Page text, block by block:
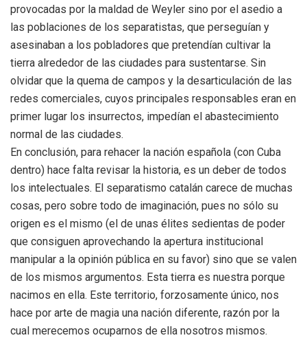
provocadas por la maldad de Weyler sino por el asedio a
las poblaciones de los separatistas, que perseguían y
asesinaban a los pobladores que pretendían cultivar la
tierra alrededor de las ciudades para sustentarse. Sin
olvidar que la quema de campos y la desarticulación de las
redes comerciales, cuyos principales responsables eran en
primer lugar los insurrectos, impedían el abastecimiento
normal de las ciudades.
En conclusión, para rehacer la nación española (con Cuba
dentro) hace falta revisar la historia, es un deber de todos
los intelectuales. El separatismo catalán carece de muchas
cosas, pero sobre todo de imaginación, pues no sólo su
origen es el mismo (el de unas élites sedientas de poder
que consiguen aprovechando la apertura institucional
manipular a la opinión pública en su favor) sino que se valen
de los mismos argumentos. Esta tierra es nuestra porque
nacimos en ella. Este territorio, forzosamente único, nos
hace por arte de magia una nación diferente, razón por la
cual merecemos ocuparnos de ella nosotros mismos.